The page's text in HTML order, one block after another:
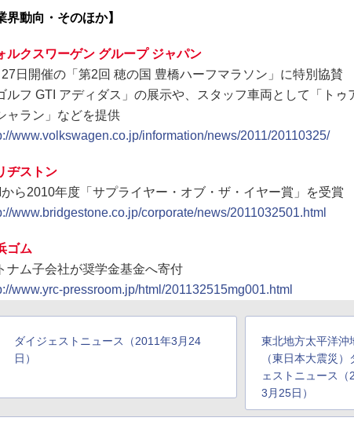
界動向・そのほか】
ルクスワーゲン グループ ジャパン
日開催の「第2回 穂の国 豊橋ハーフマラソン」に特別協賛
ルフ GTI アディダス」の展示や、スタッフ車両として「トゥ
ャラン」などを提供
www.volkswagen.co.jp/information/news/2011/20110325/
ヂストン
ら2010年度「サプライヤー・オブ・ザ・イヤー賞」を受賞
www.bridgestone.co.jp/corporate/news/2011032501.html
ゴム
ナム子会社が奨学金基金へ寄付
www.yrc-pressroom.jp/html/201132515mg001.html
ダイジェストニュース（2011年3月24
日）
東北地方太平洋沖
（東日本大震災）
ェストニュース（
3月25日）